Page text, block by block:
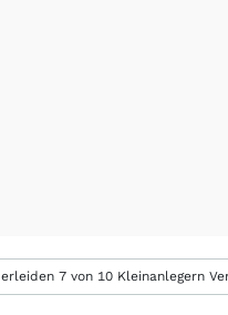
7 von 10 Kleinanlegern